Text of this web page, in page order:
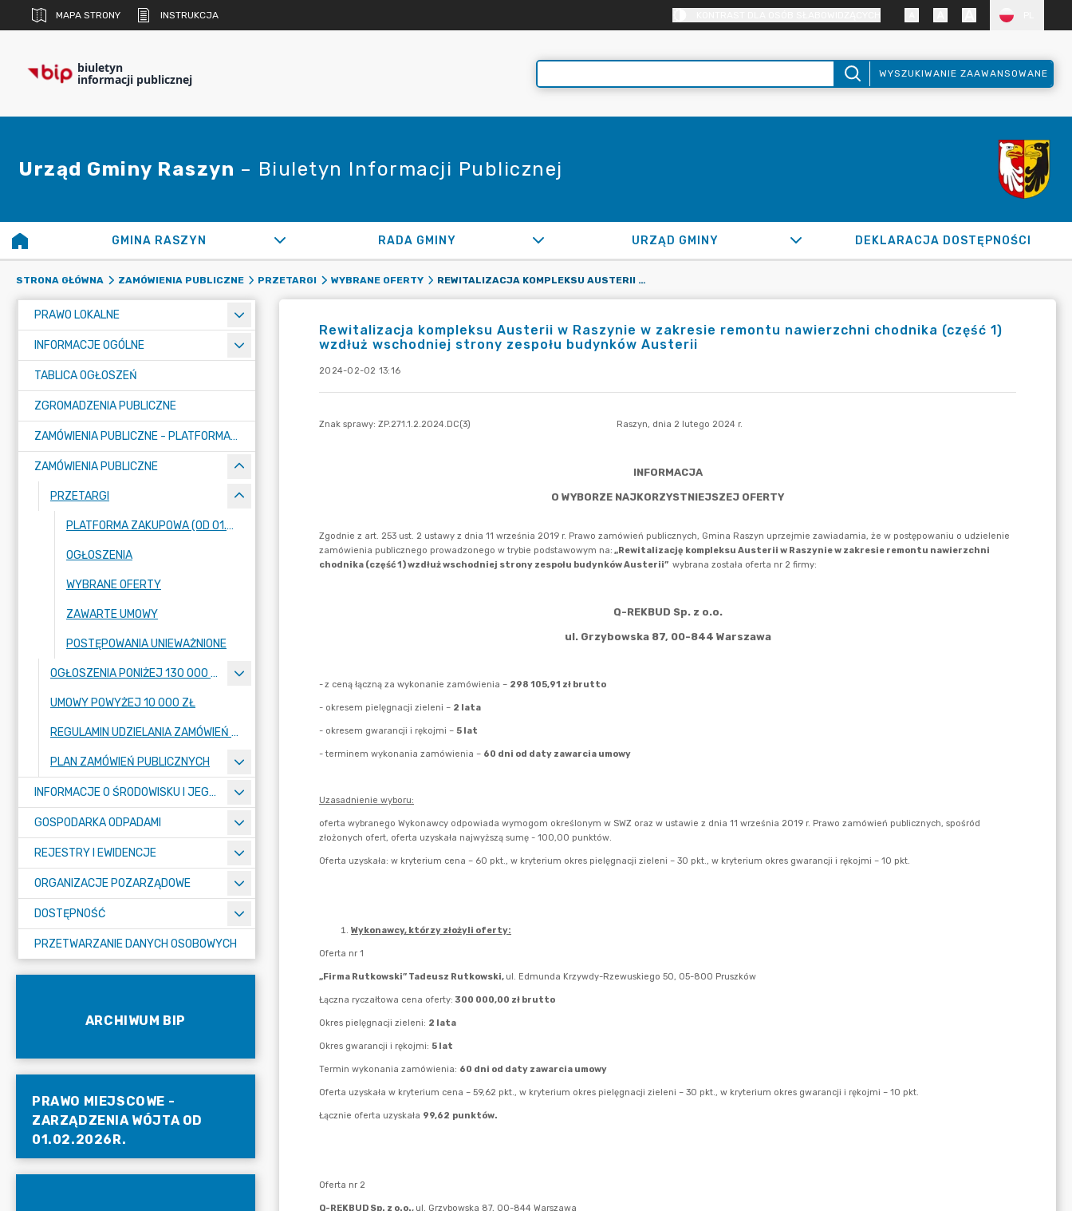
MAPA STRONY INSTRUKCJA
biuletyn
informacji publicznej WYSZUKIWANIE ZAAWANSOWANE
Urząd Gminy Raszyn – Biuletyn Informacji Publicznej
GMINA RASZYN RADA GMINY URZĄD GMINY DEKLARACJA DOSTĘPNOŚCI
STRONA GŁÓWNA ZAMÓWIENIA PUBLICZNE PRZETARGI WYBRANE OFERTY REWITALIZACJA KOMPLEKSU AUSTERII W RASZYNIE W ZAKRESIE REMONTU NAWIERZCHNI CHODNIKA (CZĘŚĆ 1) WZDŁUŻ WSCHODNIEJ STRONY ZESPOŁU BUDYNKÓW AUSTERII
PRAWO LOKALNE
INFORMACJE OGÓLNE
TABLICA OGŁOSZEŃ
ZGROMADZENIA PUBLICZNE
ZAMÓWIENIA PUBLICZNE - PLATFORMA ZAKUPOWA (OD 01.05.2025R.)
ZAMÓWIENIA PUBLICZNE
PRZETARGI
PLATFORMA ZAKUPOWA (OD 01.05.2025R.)
OGŁOSZENIA
WYBRANE OFERTY
ZAWARTE UMOWY
POSTĘPOWANIA UNIEWAŻNIONE
OGŁOSZENIA PONIŻEJ 130 000 ZŁ
UMOWY POWYŻEJ 10 000 ZŁ
REGULAMIN UDZIELANIA ZAMÓWIEŃ PUBLICZNYCH
PLAN ZAMÓWIEŃ PUBLICZNYCH
INFORMACJE O ŚRODOWISKU I JEGO OCHRONIE
GOSPODARKA ODPADAMI
REJESTRY I EWIDENCJE
ORGANIZACJE POZARZĄDOWE
DOSTĘPNOŚĆ
PRZETWARZANIE DANYCH OSOBOWYCH
ARCHIWUM BIP
PRAWO MIEJSCOWE -
ZARZĄDZENIA WÓJTA OD
01.02.2026R.
Rewitalizacja kompleksu Austerii w Raszynie w zakresie remontu nawierzchni chodnika (część 1)
wzdłuż wschodniej strony zespołu budynków Austerii
2024-02-02 13:16